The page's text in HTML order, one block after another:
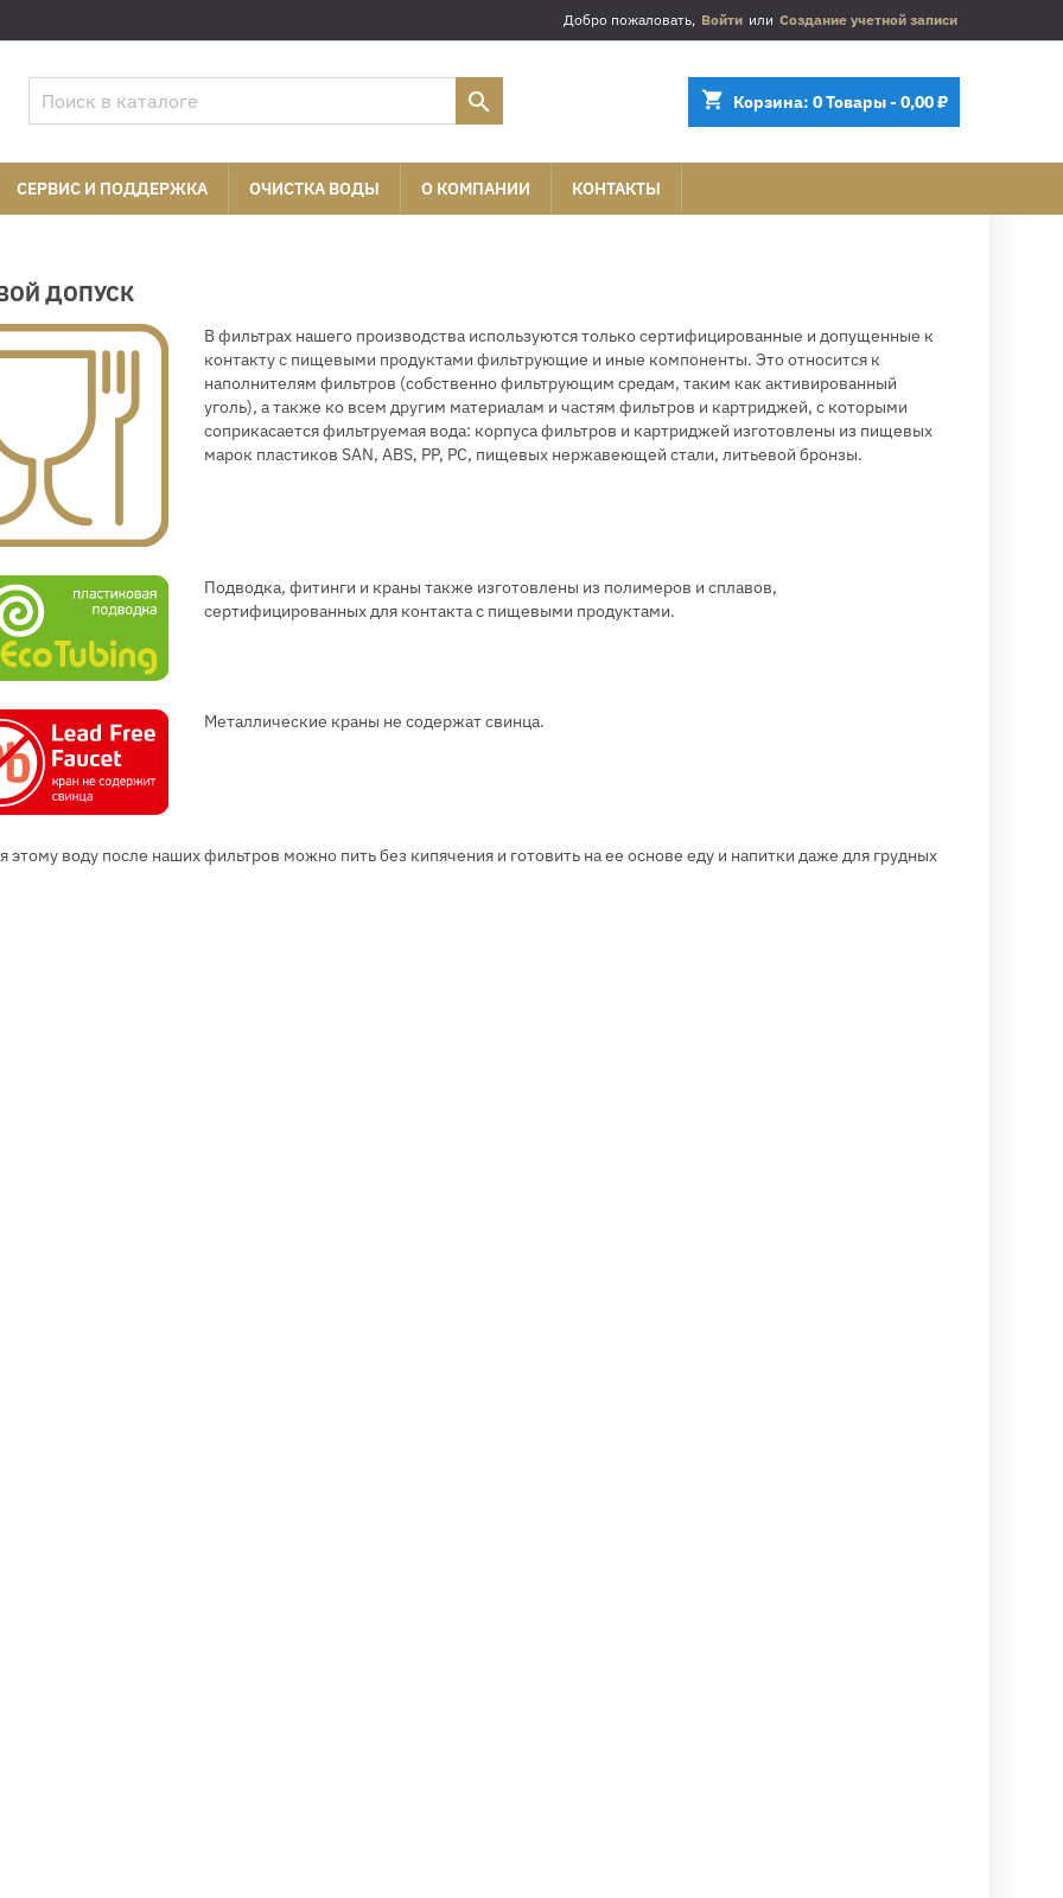
Добро пожаловать, Войти или Создание учетной записи
shopping_cart Корзина: 0Товары - 0,00 ₽

СЕРВИС И ПОДДЕРЖКА ОЧИСТКА ВОДЫ О КОМПАНИИ КОНТАКТЫ
ДОПУСК
В фильтрах нашего производства используются только сертифицированные и допущенные к
контакту с пищевыми продуктами фильтрующие и иные компоненты. Это относится к
наполнителям фильтров (собственно фильтрующим средам, таким как активированный
уголь), а также ко всем другим материалам и частям фильтров и картриджей, с которыми
соприкасается фильтруемая вода: корпуса фильтров и картриджей изготовлены из пищевых
марок пластиков SAN, ABS, PP, PC, пищевых нержавеющей стали, литьевой бронзы.
Подводка, фитинги и краны также изготовлены из полимеров и сплавов,
сертифицированных для контакта с пищевыми продуктами.
Металлические краны не содержат свинца.
этому воду после наших фильтров можно пить без кипячения и готовить на ее основе еду и напитки даже для грудных